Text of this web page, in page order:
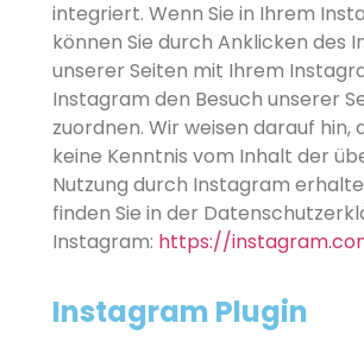
integriert. Wenn Sie in Ihrem
können Sie durch Anklicken des
unserer Seiten mit Ihrem
Instagram den Besuch unserer
zuordnen. Wir weisen darauf
keine Kenntnis vom Inhalt der
Nutzung durch Instagram
finden Sie in der
Instagram: https://
Instagram Plugin